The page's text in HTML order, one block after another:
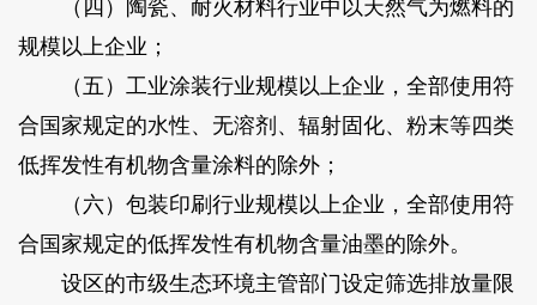
（四）陶瓷、耐火材料行业中以天然气为燃料的
规模以上企业；
（五）工业涂装行业规模以上企业，全部使用符
合国家规定的水性、无溶剂、辐射固化、粉末等四类
低挥发性有机物含量涂料的除外；
（六）包装印刷行业规模以上企业，全部使用符
合国家规定的低挥发性有机物含量油墨的除外。
设区的市级生态环境主管部门设定筛选排放量限